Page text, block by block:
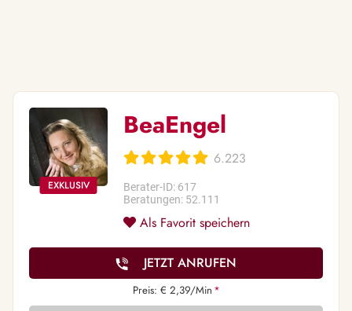
BeaEngel
6.223
Berater-ID: 617
Beratungen: 52.111
Als Favorit speichern
JETZT ANRUFEN
Preis: € 2,39/Min *